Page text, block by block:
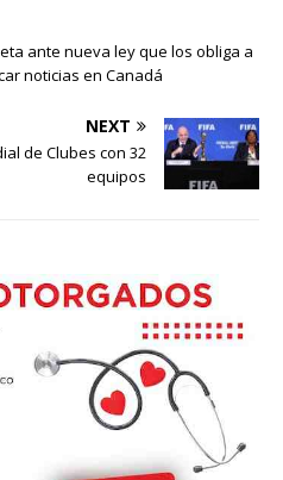
ante nueva ley que los obliga a
noticias en Canadá
NEXT
de Clubes con 32
equipos